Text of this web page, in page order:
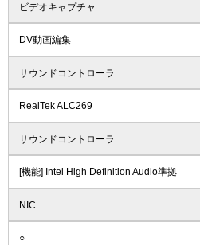
ビデオキャプチャ
DV動画編集
サウンドコントローラ
RealTek ALC269
サウンドコントローラ
[機能] Intel High Definition Audio準拠
NIC
○